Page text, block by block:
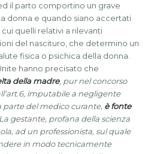
il parto comportino un grave
donna e quando siano accertati
quelli relativi a rilevanti
del nascituro, che determino un
fisica o psichica della donna.
hanno precisato che
della madre, pur nel concorso
imputabile a negligente
del medico curante, è fonte
gestante, profana della scienza
ad un professionista, sul quale
in modo tecnicamente